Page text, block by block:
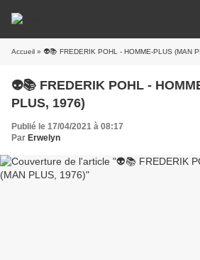
Accueil » 👽📚 FREDERIK POHL - HOMME-PLUS (MAN
👽📚 FREDERIK POHL -
PLUS, 1976)
Publié le 17/04/2021 à 08:17
Par Erwelyn